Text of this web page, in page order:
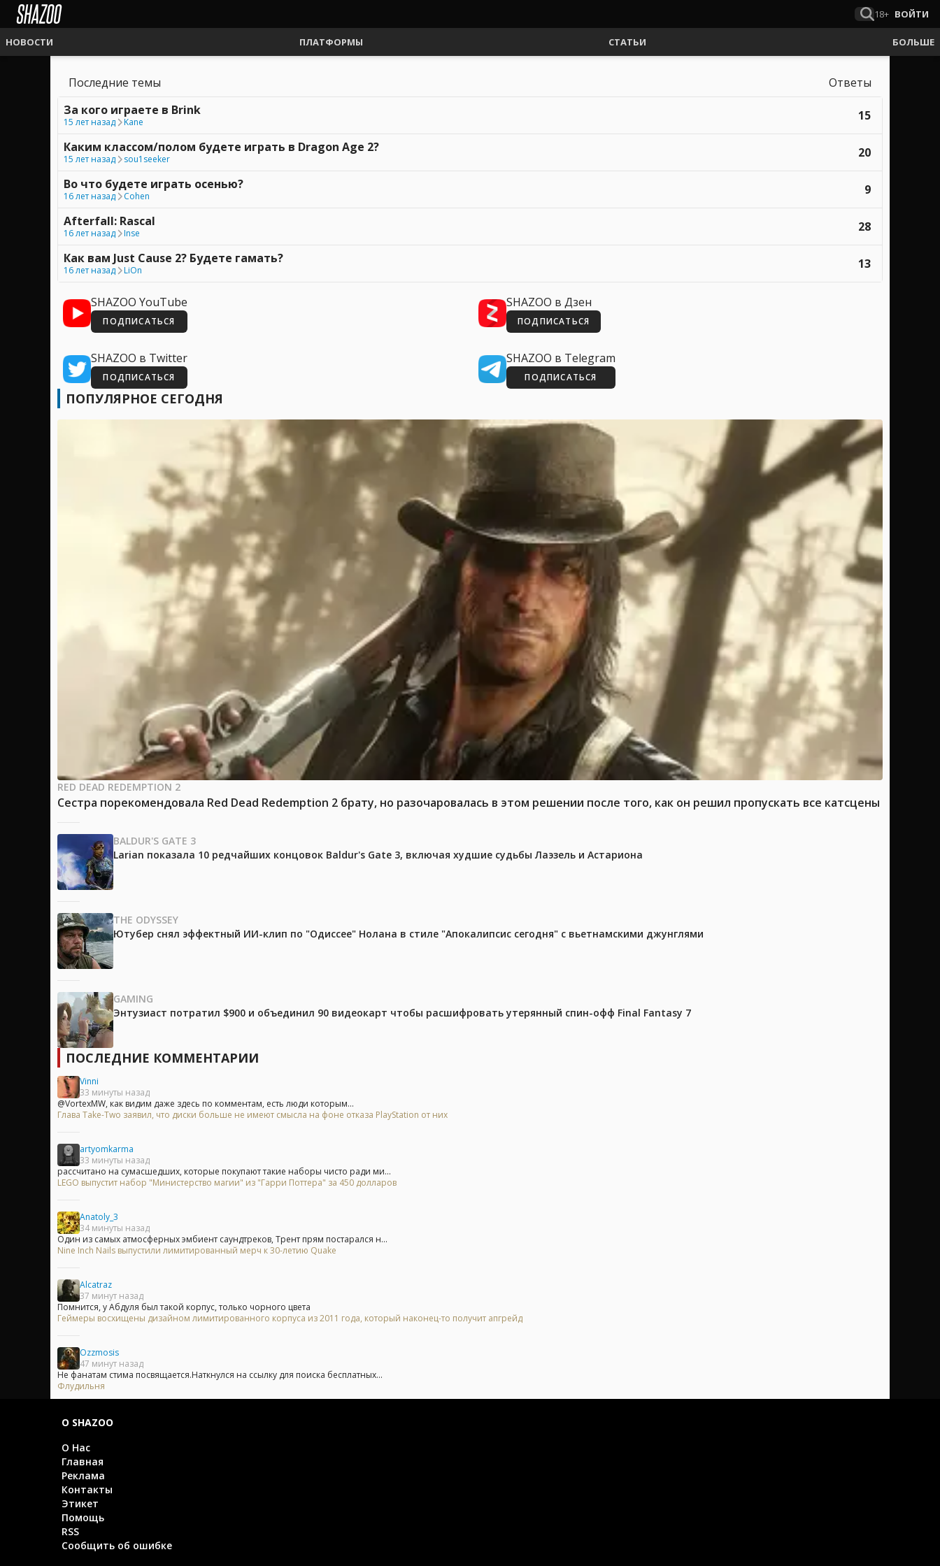
18+ ВОЙТИ
НОВОСТИ ПЛАТФОРМЫ СТАТЬИ БОЛЬШЕ
Последние темы
Ответы
За кого играете в Brink
15 лет назад Kane 15
Каким классом/полом будете играть в Dragon Age 2?
15 лет назад sou1seeker 20
Во что будете играть осенью?
16 лет назад Cohen 9
Afterfall: Rascal
16 лет назад Inse 28
Как вам Just Cause 2? Будете гамать?
16 лет назад LiOn 13
SHAZOO YouTube
ПОДПИСАТЬСЯ
SHAZOO в Дзен
ПОДПИСАТЬСЯ
SHAZOO в Twitter
ПОДПИСАТЬСЯ
SHAZOO в Telegram
ПОДПИСАТЬСЯ
ПОПУЛЯРНОЕ СЕГОДНЯ
RED DEAD REDEMPTION 2
Сестра порекомендовала Red Dead Redemption 2 брату, но разочаровалась в этом решении после того, как он решил пропускать все катсцены
BALDUR'S GATE 3
Larian показала 10 редчайших концовок Baldur's Gate 3, включая худшие судьбы Лаэзель и Астариона
THE ODYSSEY
Ютубер снял эффектный ИИ-клип по "Одиссее" Нолана в стиле "Апокалипсис сегодня" с вьетнамскими джунглями
GAMING
Энтузиаст потратил $900 и объединил 90 видеокарт чтобы расшифровать утерянный спин-офф Final Fantasy 7
ПОСЛЕДНИЕ КОММЕНТАРИИ
Vinni
33 минуты назад
@VortexMW, как видим даже здесь по комментам, есть люди которым...
Глава Take-Two заявил, что диски больше не имеют смысла на фоне отказа PlayStation от них
artyomkarma
33 минуты назад
рассчитано на сумасшедших, которые покупают такие наборы чисто ради ми...
LEGO выпустит набор "Министерство магии" из "Гарри Поттера" за 450 долларов
Anatoly_3
34 минуты назад
Один из самых атмосферных эмбиент саундтреков, Трент прям постарался н...
Nine Inch Nails выпустили лимитированный мерч к 30-летию Quake
Alcatraz
37 минут назад
Помнится, у Абдуля был такой корпус, только чорного цвета
Геймеры восхищены дизайном лимитированного корпуса из 2011 года, который наконец-то получит апгрейд
Ozzmosis
47 минут назад
Не фанатам стима посвящается.Наткнулся на ссылку для поиска бесплатных...
Флудильня
О SHAZOO
О Нас
Главная
Реклама
Контакты
Этикет
Помощь
RSS
Сообщить об ошибке